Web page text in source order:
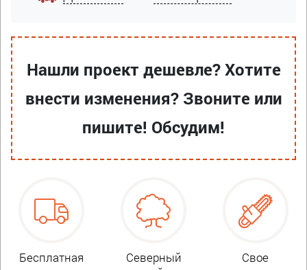
Нашли проект дешевле? Хотите
внести изменения? Звоните или
пишите! Обсудим!
Бесплатная
Северный
Свое